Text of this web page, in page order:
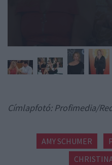
Címlapfotó: Profimedia/
AMY SCHUMER